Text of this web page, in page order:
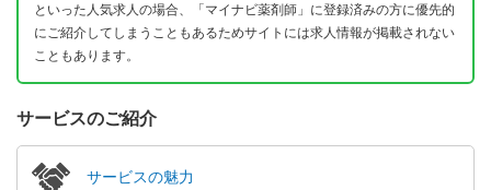
といった人気求人の場合、「マイナビ薬剤師」に登録済みの方に優先的
にご紹介してしまうこともあるためサイトには求人情報が掲載されない
こともあります。
サービスのご紹介
サービスの魅力